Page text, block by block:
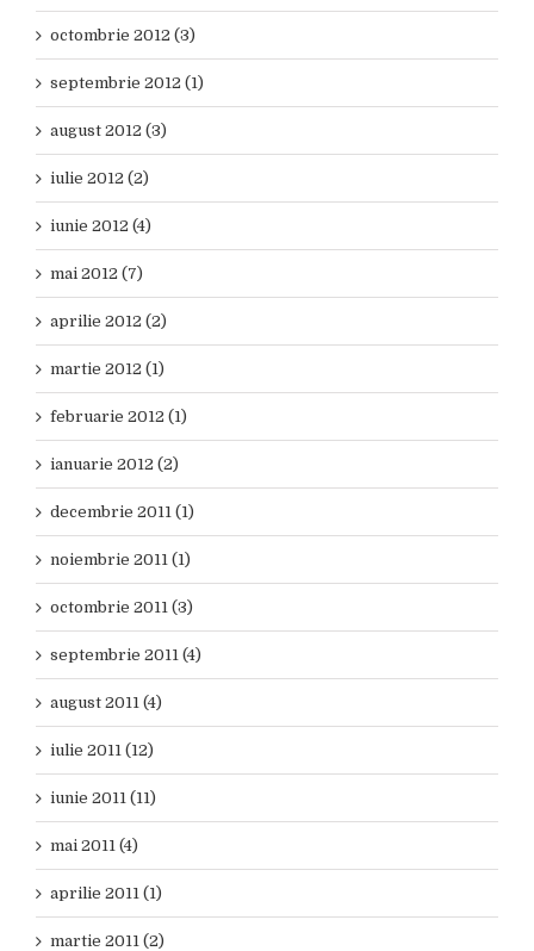
octombrie 2012 (3)
septembrie 2012 (1)
august 2012 (3)
iulie 2012 (2)
iunie 2012 (4)
mai 2012 (7)
aprilie 2012 (2)
martie 2012 (1)
februarie 2012 (1)
ianuarie 2012 (2)
decembrie 2011 (1)
noiembrie 2011 (1)
octombrie 2011 (3)
septembrie 2011 (4)
august 2011 (4)
iulie 2011 (12)
iunie 2011 (11)
mai 2011 (4)
aprilie 2011 (1)
martie 2011 (2)